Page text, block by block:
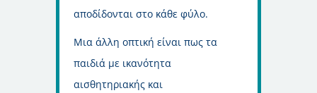
αποδίδονται στο κάθε φύλο.
Μια άλλη οπτική είναι πως τα
παιδιά με ικανότητα
αισθητηριακής και